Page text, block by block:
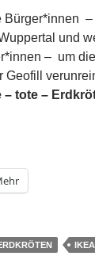
Bürger*innen
und
– um
Geofill
– tote –
IKEA